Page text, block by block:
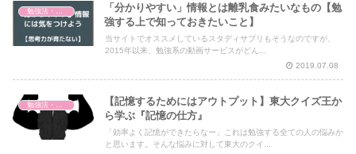
「分かりやすい」情報とは離乳食みたいなもの【勉
強する上で知っておきたいこと】
当サイトでオススメしているスタディサプリもそうなのですが、
2015年以来、勉強系の動画サービスがどん...
2019.07.08
【記憶するためにはアウトプット】東大クイズ王か
ら学ぶ『記憶の仕方』
「効率よく記憶ができたらなー」これは勉強する全ての人の悩みか
と思います。そんな悩みに対して東大のクイ...